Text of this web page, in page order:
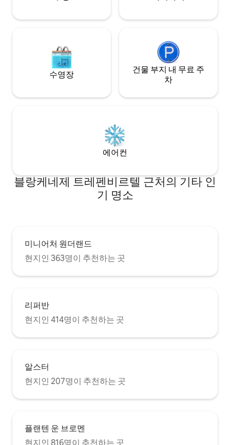
수영장
건물 부지 내 무료 주
차
에어컨
블랑케네제 트레펜비르텔 근처의 기타 인
기 명소
미니어처 원더랜드
현지인 363명이 추천하는 곳
리퍼반
현지인 414명이 추천하는 곳
알스터
현지인 207명이 추천하는 곳
플랜텐 운 브로멘
현지인 816명이 추천하는 곳